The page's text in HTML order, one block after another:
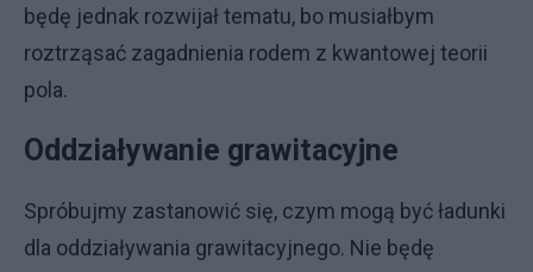
będę jednak rozwijał tematu, bo musiałbym
roztrząsać zagadnienia rodem z kwantowej teorii
pola.
Oddziaływanie grawitacyjne
Spróbujmy zastanowić się, czym mogą być ładunki
dla oddziaływania grawitacyjnego. Nie będę